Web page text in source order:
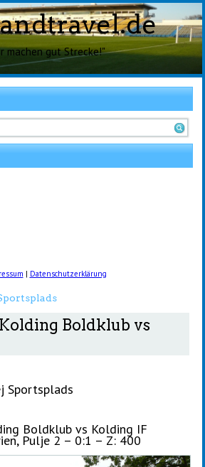
machen gut Strecke!"
| Datenschutzerklärung
Boldklub vs
Sportsplads
Boldklub vs Kolding IF
Pulje 2 – 0:1 – Z: 400